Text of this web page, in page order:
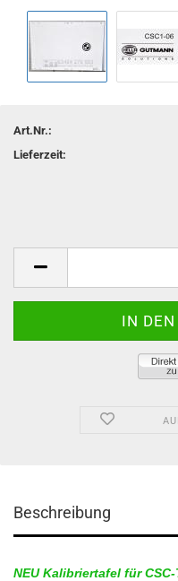
Art.Nr.:
Lieferzeit:
Beschreibung
NEU Kalibriertafel für